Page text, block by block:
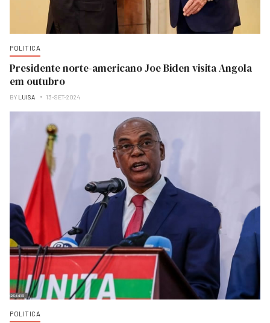
POLITICA
Presidente norte-americano Joe Biden visita Angola
em outubro
BY LUISA 13-SET-2024
POLITICA